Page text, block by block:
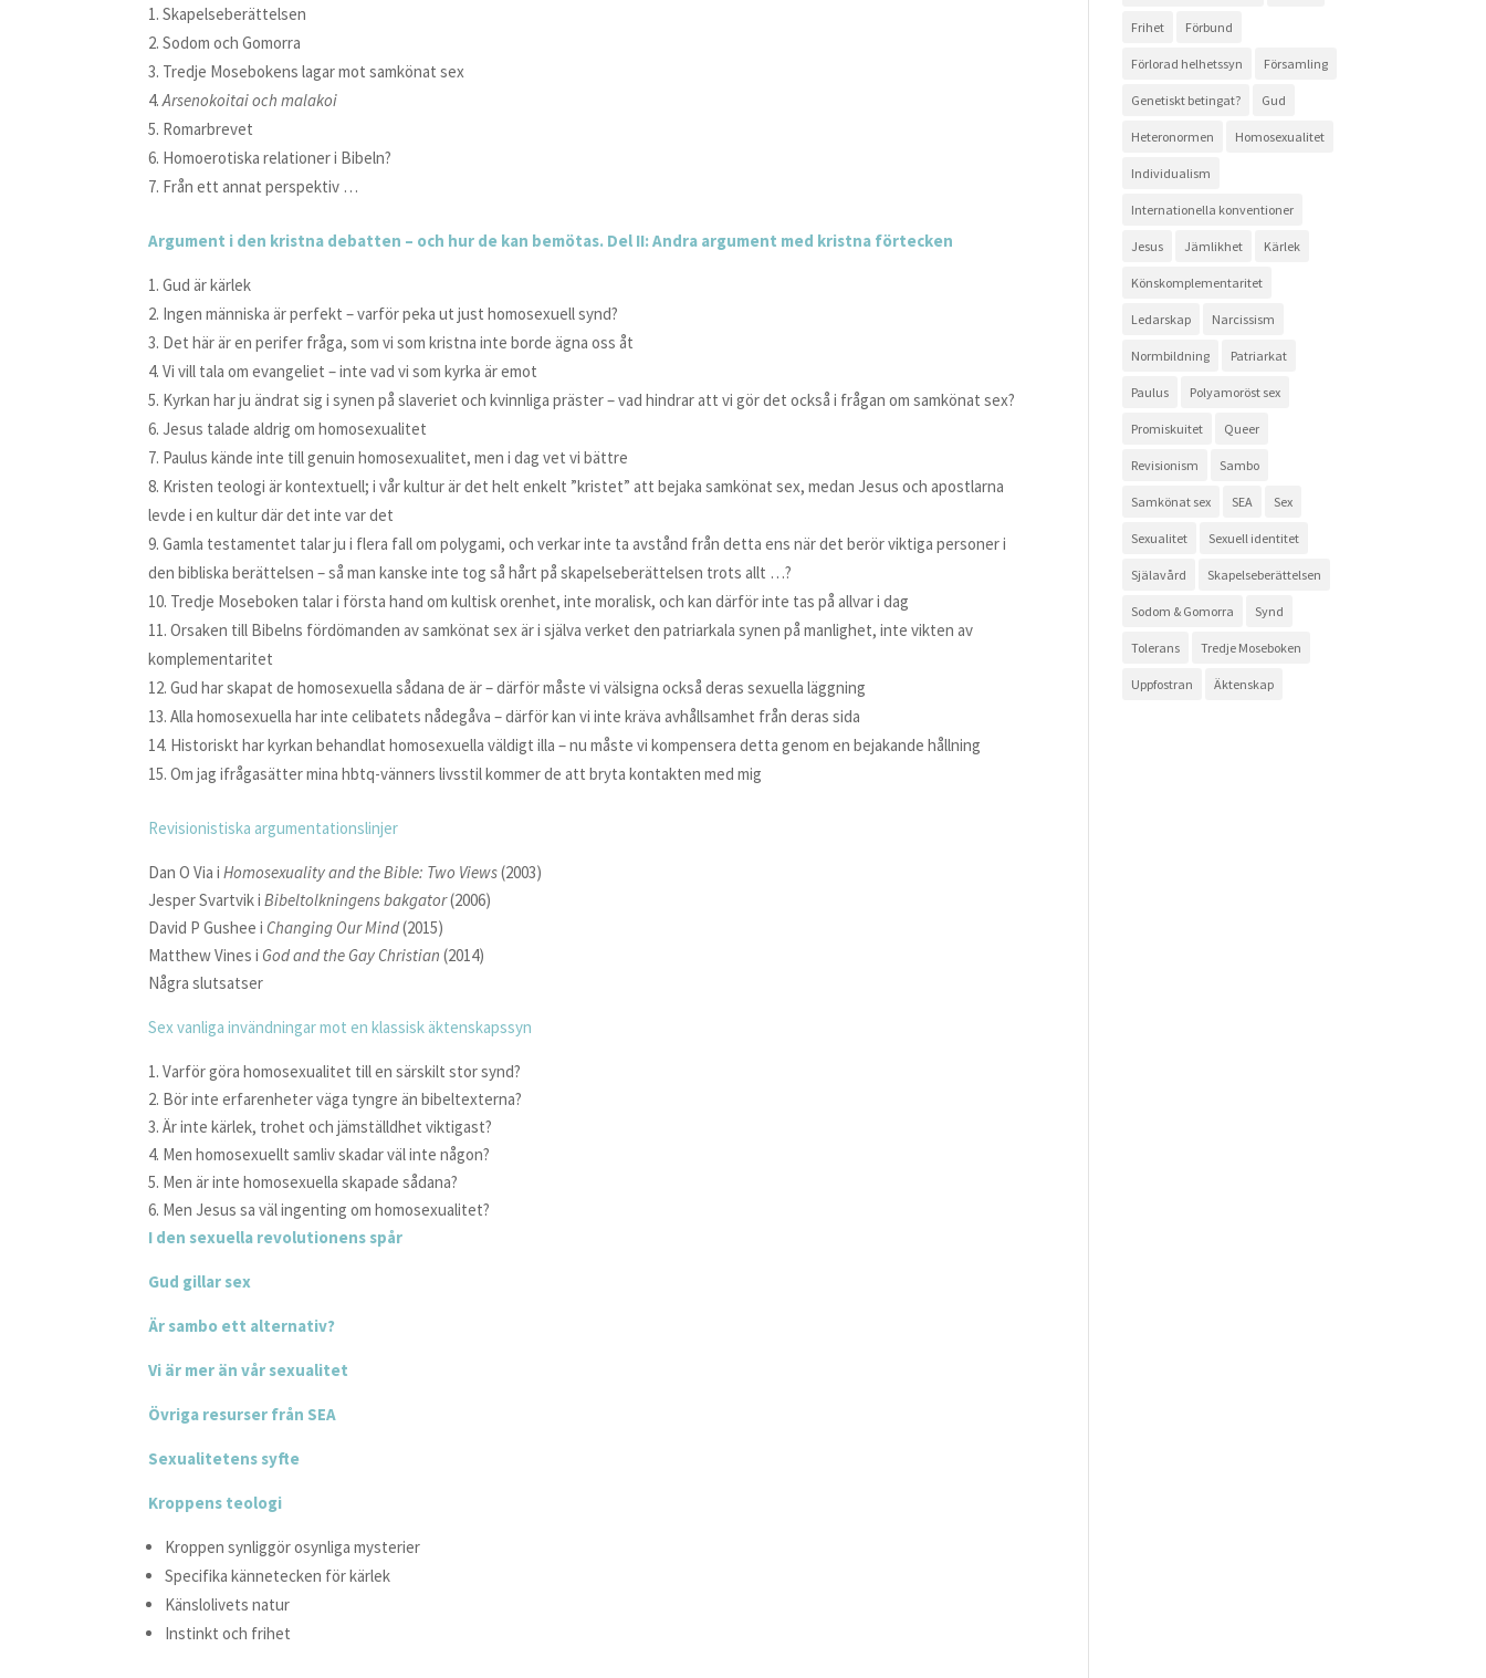
Skapelseberättelsen
Sodom och Gomorra
Tredje Mosebokens lagar mot samkönat sex
Arsenokoitai och malakoi
Romarbrevet
Homoerotiska relationer i Bibeln?
Från ett annat perspektiv …
Argument i den kristna debatten – och hur de kan bemötas. Del II: Andra argument med kristna förtecken
Gud är kärlek
Ingen människa är perfekt – varför peka ut just homosexuell synd?
Det här är en perifer fråga, som vi som kristna inte borde ägna oss åt
Vi vill tala om evangeliet – inte vad vi som kyrka är emot
Kyrkan har ju ändrat sig i synen på slaveriet och kvinnliga präster – vad hindrar att vi gör det också i frågan om samkönat sex?
Jesus talade aldrig om homosexualitet
Paulus kände inte till genuin homosexualitet, men i dag vet vi bättre
Kristen teologi är kontextuell; i vår kultur är det helt enkelt ”kristet” att bejaka samkönat sex, medan Jesus och apostlarna
levde i en kultur där det inte var det
Gamla testamentet talar ju i flera fall om polygami, och verkar inte ta avstånd från detta ens när det berör viktiga personer i
den bibliska berättelsen – så man kanske inte tog så hårt på skapelseberättelsen trots allt …?
Tredje Moseboken talar i första hand om kultisk orenhet, inte moralisk, och kan därför inte tas på allvar i dag
Orsaken till Bibelns fördömanden av samkönat sex är i själva verket den patriarkala synen på manlighet, inte vikten av
komplementaritet
Gud har skapat de homosexuella sådana de är – därför måste vi välsigna också deras sexuella läggning
Alla homosexuella har inte celibatets nådegåva – därför kan vi inte kräva avhållsamhet från deras sida
Historiskt har kyrkan behandlat homosexuella väldigt illa – nu måste vi kompensera detta genom en bejakande hållning
Om jag ifrågasätter mina hbtq-vänners livsstil kommer de att bryta kontakten med mig
Revisionistiska argumentationslinjer
Dan O Via iHomosexuality and the Bible: Two Views(2003)
Jesper Svartvik iBibeltolkningens bakgator(2006)
David P Gushee i Changing Our Mind(2015)
Matthew Vines i God and the Gay Christian(2014)
Några slutsatser
Sex vanliga invändningar mot en klassisk äktenskapssyn
1. Varför göra homosexualitet till en särskilt stor synd?
2. Bör inte erfarenheter väga tyngre än bibeltexterna?
3. Är inte kärlek, trohet och jämställdhet viktigast?
4. Men homosexuellt samliv skadar väl inte någon?
5. Men är inte homosexuella skapade sådana?
6. Men Jesus sa väl ingenting om homosexualitet?
I den sexuella revolutionens spår
Gud gillar sex
Är sambo ett alternativ?
Vi är mer än vår sexualitet
Övriga resurser från SEA
Sexualitetens syfte
Kroppens teologi
Kroppen synliggör osynliga mysterier
Specifika kännetecken för kärlek
Känslolivets natur
Instinkt och frihet
Frihet Förbund
Förlorad helhetssyn Församling
Genetiskt betingat? Gud
Heteronormen Homosexualitet
Individualism
Internationella konventioner
Jesus Jämlikhet Kärlek
Könskomplementaritet
Ledarskap Narcissism
Normbildning Patriarkat
Paulus Polyamoröst sex
Promiskuitet Queer
Revisionism Sambo
Samkönat sex SEA Sex
Sexualitet Sexuell identitet
Själavård Skapelseberättelsen
Sodom & Gomorra Synd
Tolerans Tredje Moseboken
Uppfostran Äktenskap